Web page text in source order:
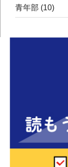
青年部 (10)